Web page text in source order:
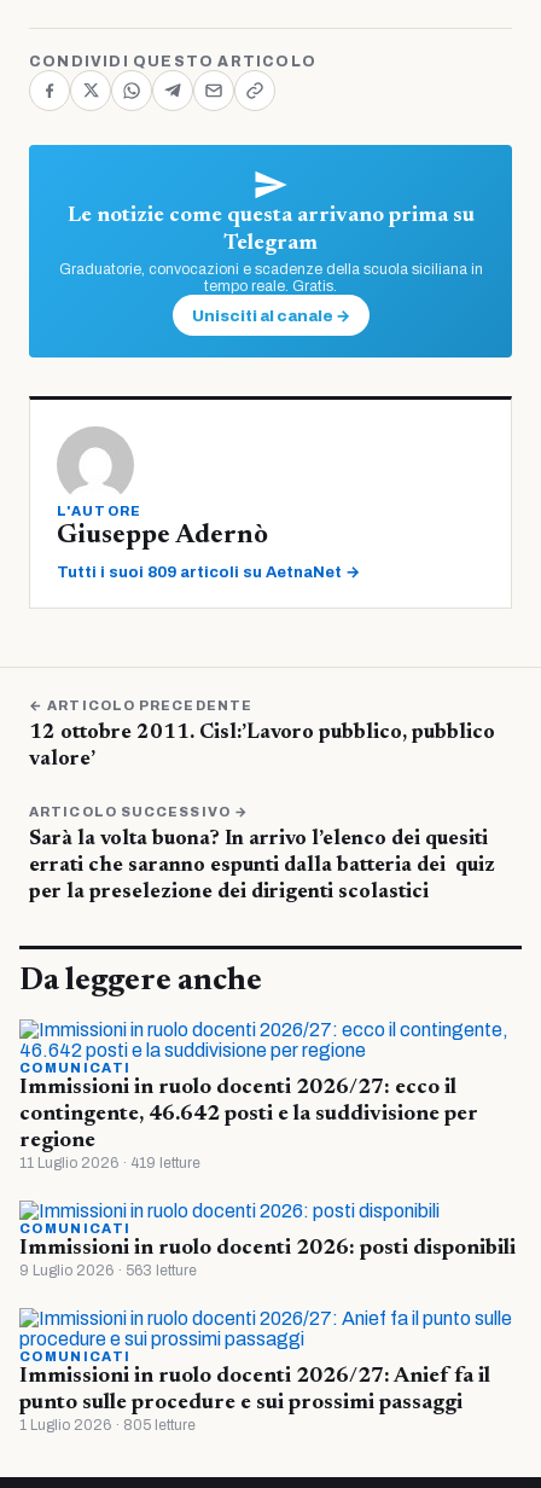
CONDIVIDI QUESTO ARTICOLO
Le notizie come questa arrivano prima su
Telegram
Graduatorie, convocazioni e scadenze della scuola siciliana in
tempo reale. Gratis.
Unisciti al canale →
L'AUTORE
Giuseppe Adernò
Tutti i suoi 809 articoli su AetnaNet →
← ARTICOLO PRECEDENTE
12 ottobre 2011. Cisl:’Lavoro pubblico, pubblico
valore’
ARTICOLO SUCCESSIVO →
Sarà la volta buona? In arrivo l’elenco dei quesiti
errati che saranno espunti dalla batteria dei quiz
per la preselezione dei dirigenti scolastici
Da leggere anche
COMUNICATI
Immissioni in ruolo docenti 2026/27: ecco il
contingente, 46.642 posti e la suddivisione per
regione
11 Luglio 2026 · 419 letture
COMUNICATI
Immissioni in ruolo docenti 2026: posti disponibili
9 Luglio 2026 · 563 letture
COMUNICATI
Immissioni in ruolo docenti 2026/27: Anief fa il
punto sulle procedure e sui prossimi passaggi
1 Luglio 2026 · 805 letture